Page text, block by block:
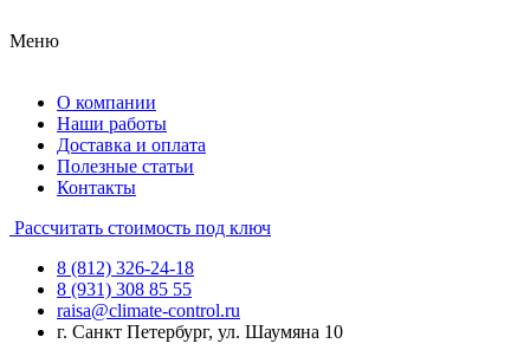
Меню
О компании
Наши работы
Доставка и оплата
Полезные статьи
Контакты
Рассчитать стоимость под ключ
8 (812) 326-24-18
8 (931) 308 85 55
raisa@climate-control.ru
г. Санкт Петербург, ул. Шаумяна 10